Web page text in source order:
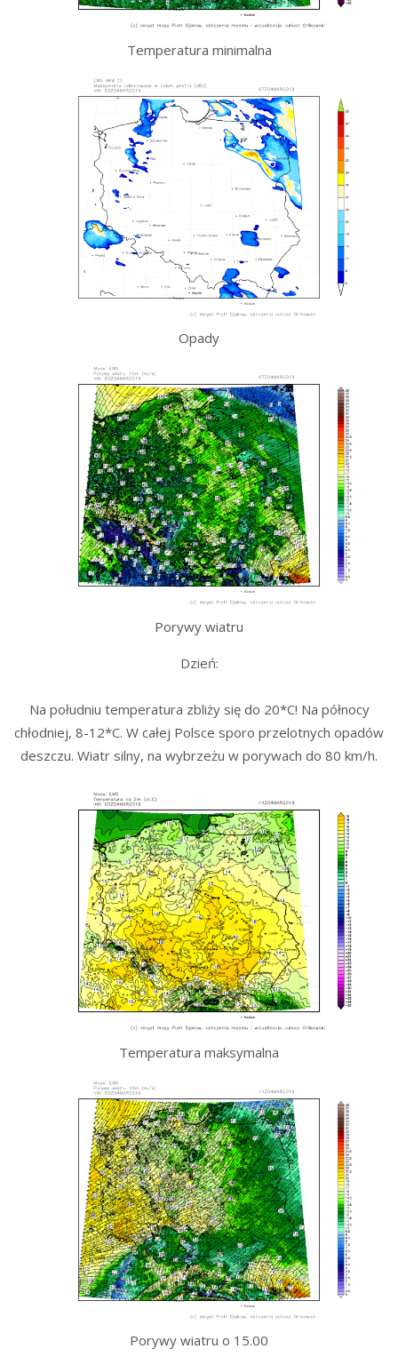
Temperatura minimalna
Opady
Porywy wiatru
Dzień:
Na południu temperatura zbliży się do 20*C! Na północy
chłodniej, 8-12*C. W całej Polsce sporo przelotnych opadów
deszczu. Wiatr silny, na wybrzeżu w porywach do 80 km/h.
Temperatura maksymalna
Porywy wiatru o 15.00